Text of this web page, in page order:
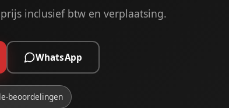
inclusief btw en verplaatsing.
WhatsApp
beoordelingen